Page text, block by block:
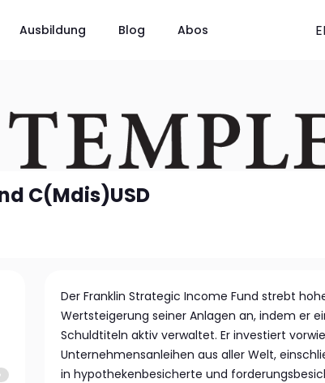
Ausbildung Blog Abos
C(Mdis)USD
Der Franklin Strategic Income Fund strebt
Wertsteigerung seiner Anlagen an, indem er
Schuldtiteln aktiv verwaltet. Er investiert
Unternehmensanleihen aus aller Welt,
in hypothekenbesicherte und